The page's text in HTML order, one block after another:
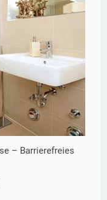
– Barrierefreies